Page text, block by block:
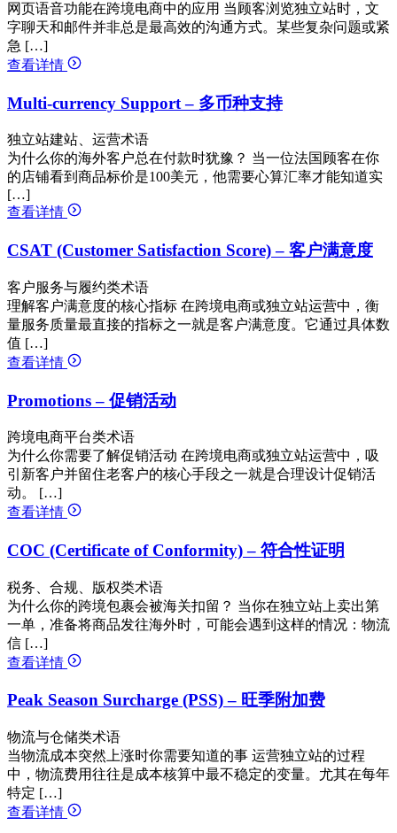
网页语音功能在跨境电商中的应用 当顾客浏览独立站时，文
字聊天和邮件并非总是最高效的沟通方式。某些复杂问题或紧
急 […]
查看详情
Multi-currency Support – 多币种支持
独立站建站、运营术语
为什么你的海外客户总在付款时犹豫？ 当一位法国顾客在你
的店铺看到商品标价是100美元，他需要心算汇率才能知道实
[…]
查看详情
CSAT (Customer Satisfaction Score) – 客户满意度
客户服务与履约类术语
理解客户满意度的核心指标 在跨境电商或独立站运营中，衡
量服务质量最直接的指标之一就是客户满意度。它通过具体数
值 […]
查看详情
Promotions – 促销活动
跨境电商平台类术语
为什么你需要了解促销活动 在跨境电商或独立站运营中，吸
引新客户并留住老客户的核心手段之一就是合理设计促销活
动。 […]
查看详情
COC (Certificate of Conformity) – 符合性证明
税务、合规、版权类术语
为什么你的跨境包裹会被海关扣留？ 当你在独立站上卖出第
一单，准备将商品发往海外时，可能会遇到这样的情况：物流
信 […]
查看详情
Peak Season Surcharge (PSS) – 旺季附加费
物流与仓储类术语
当物流成本突然上涨时你需要知道的事 运营独立站的过程
中，物流费用往往是成本核算中最不稳定的变量。尤其在每年
特定 […]
查看详情